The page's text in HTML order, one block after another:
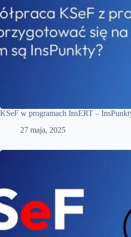
KSeF w programach InsERT –
27 maja, 2025